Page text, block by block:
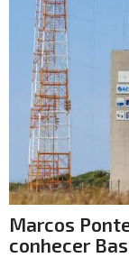
Marcos
conhecer